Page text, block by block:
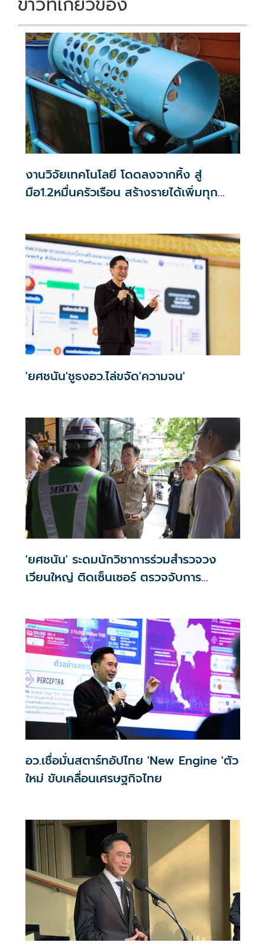
งานวิจัยเทคโนโลยี โดดลงจากหิ้ง สู่
มือ1.2หมื่นครัวเรือน สร้างรายได้เพิ่มทุก
'ยศชนัน'ชูธงอว.ไล่ขจัด'ความจน'
'ยศชนัน' ระดมนักวิชาการร่วมสำรวจวง
เวียนใหญ่ ติดเซ็นเซอร์ ตรวจจับการ
อว.เชื่อมั่นสตาร์ทอัปไทย 'New Engine 'ตัว
ใหม่ ขับเคลื่อนเศรษฐกิจไทย